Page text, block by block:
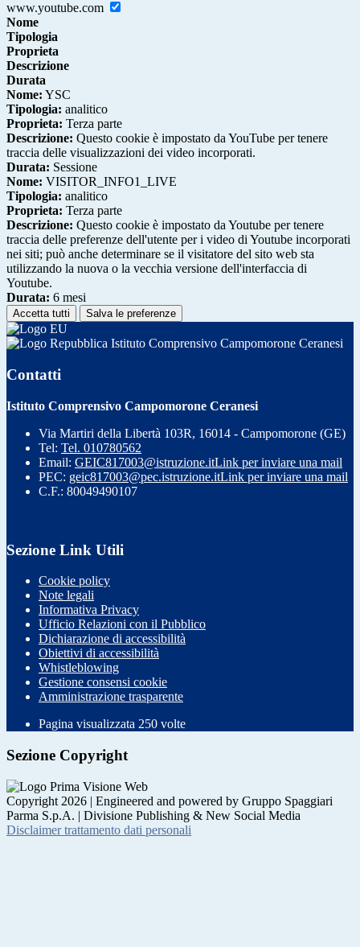
www.youtube.com
Nome
Tipologia
Proprieta
Descrizione
Durata
Nome: YSC
Tipologia: analitico
Proprieta: Terza parte
Descrizione: Questo cookie è impostato da YouTube per tenere
traccia delle visualizzazioni dei video incorporati.
Durata: Sessione
Nome: VISITOR_INFO1_LIVE
Tipologia: analitico
Proprieta: Terza parte
Descrizione: Questo cookie è impostato da Youtube per tenere
traccia delle preferenze dell'utente per i video di Youtube incorporati
nei siti; può anche determinare se il visitatore del sito web sta
utilizzando la nuova o la vecchia versione dell'interfaccia di
Youtube.
Durata: 6 mesi
Accetta tutti Salva le preferenze
Istituto Comprensivo Campomorone Ceranesi
Contatti
Istituto Comprensivo Campomorone Ceranesi
Via Martiri della Libertà 103R, 16014 - Campomorone (GE)
Tel: Tel. 010780562
Email: GEIC817003@istruzione.itLink per inviare una mail
PEC: geic817003@pec.istruzione.itLink per inviare una mail
C.F.: 80049490107
Sezione Link Utili
Cookie policy
Note legali
Informativa Privacy
Ufficio Relazioni con il Pubblico
Dichiarazione di accessibilità
Obiettivi di accessibilità
Whistleblowing
Gestione consensi cookie
Amministrazione trasparente
Pagina visualizzata 250 volte
Sezione Copyright
Copyright 2026 | Engineered and powered by Gruppo Spaggiari
Parma S.p.A. | Divisione Publishing & New Social Media
Disclaimer trattamento dati personali